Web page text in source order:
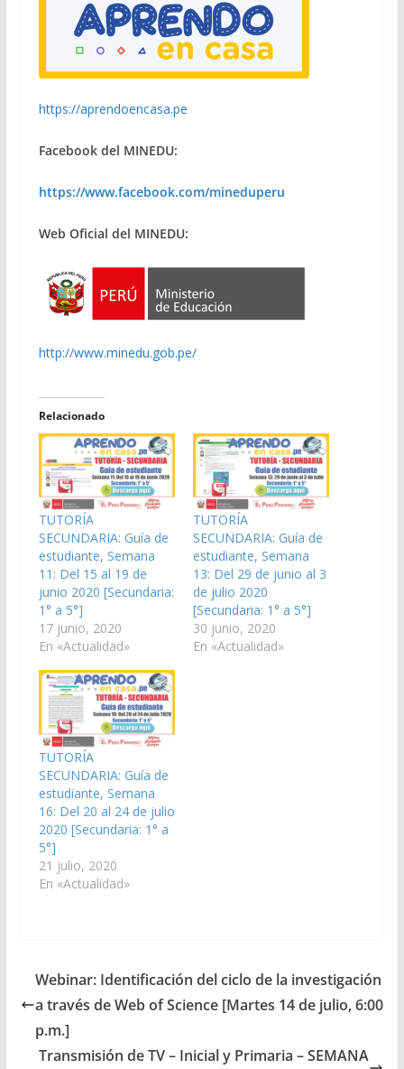
https://aprendoencasa.pe
Facebook del MINEDU:
https://www.facebook.com/mineduperu
Web Oficial del MINEDU:
http://www.minedu.gob.pe/
Relacionado
TUTORÍA
SECUNDARIA: Guía de
estudiante, Semana
11: Del 15 al 19 de
junio 2020 [Secundaria:
1° a 5°]
17 junio, 2020
En «Actualidad»
TUTORÍA
SECUNDARIA: Guía de
estudiante, Semana
13: Del 29 de junio al 3
de julio 2020
[Secundaria: 1° a 5°]
30 junio, 2020
En «Actualidad»
TUTORÍA
SECUNDARIA: Guía de
estudiante, Semana
16: Del 20 al 24 de julio
2020 [Secundaria: 1° a
5°]
21 julio, 2020
En «Actualidad»
Webinar: Identificación del ciclo de la investigación
a través de Web of Science [Martes 14 de julio, 6:00
p.m.]
Transmisión de TV – Inicial y Primaria – SEMANA